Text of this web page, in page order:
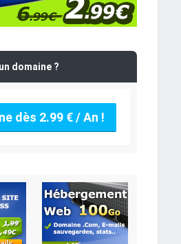
domaine ?
dès 2.99 € / An !